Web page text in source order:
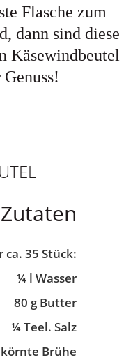
Flasche zum
dann sind diese
Käsewindbeutel
Zutaten
ca. 35 Stück:
¼ l Wasser
80 g Butter
¼ Teel. Salz
Brühe